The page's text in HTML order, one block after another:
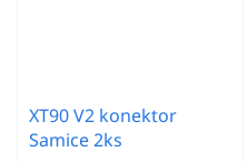
XT90 V2 konektor
Samice 2ks